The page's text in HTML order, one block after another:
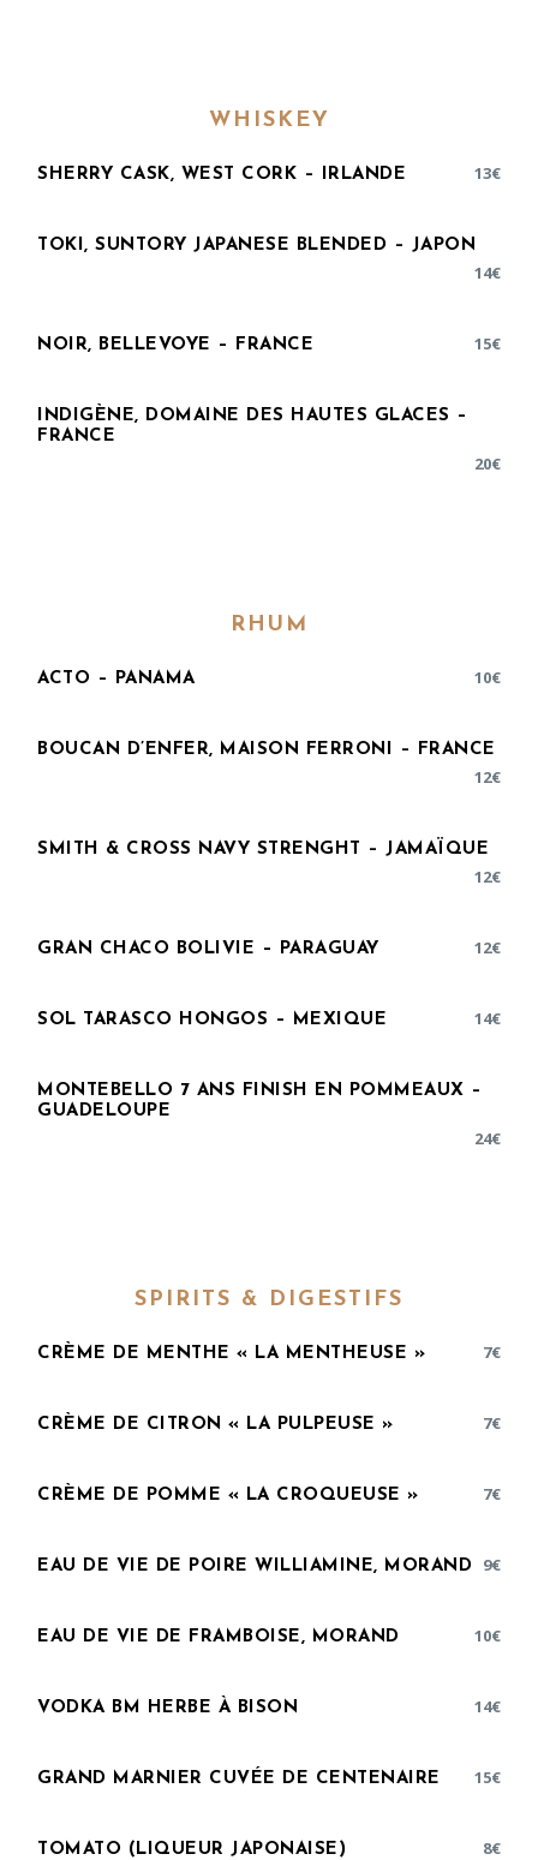
WHISKEY
SHERRY CASK, WEST CORK – IRLANDE 13€
TOKI, SUNTORY JAPANESE BLENDED – JAPON
14€
NOIR, BELLEVOYE – FRANCE 15€
INDIGÈNE, DOMAINE DES HAUTES GLACES –
FRANCE
20€
RHUM
ACTO – PANAMA 10€
BOUCAN D’ENFER, MAISON FERRONI – FRANCE
12€
SMITH & CROSS NAVY STRENGHT – JAMAÏQUE
12€
GRAN CHACO BOLIVIE – PARAGUAY 12€
SOL TARASCO HONGOS – MEXIQUE 14€
MONTEBELLO 7 ANS FINISH EN POMMEAUX –
GUADELOUPE
24€
SPIRITS & DIGESTIFS
CRÈME DE MENTHE « LA MENTHEUSE » 7€
CRÈME DE CITRON « LA PULPEUSE » 7€
CRÈME DE POMME « LA CROQUEUSE » 7€
EAU DE VIE DE POIRE WILLIAMINE, MORAND 9€
EAU DE VIE DE FRAMBOISE, MORAND 10€
VODKA BM HERBE À BISON 14€
GRAND MARNIER CUVÉE DE CENTENAIRE 15€
TOMATO (LIQUEUR JAPONAISE) 8€